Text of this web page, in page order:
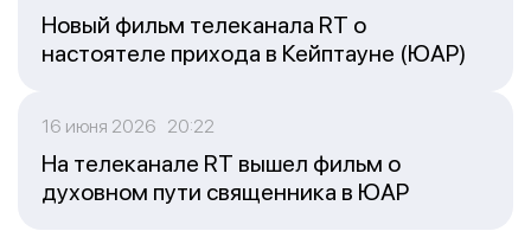
Новый фильм телеканала RT о
настоятеле прихода в Кейптауне (ЮАР)
16 июня 2026 20:22
На телеканале RT вышел фильм о
духовном пути священника в ЮАР